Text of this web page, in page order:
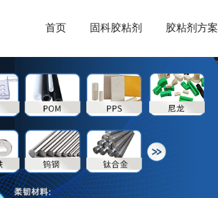
首页 固科胶粘剂 胶粘剂方案